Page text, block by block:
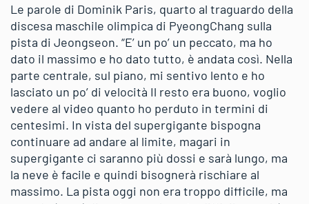
Le parole di Dominik Paris, quarto al traguardo della
discesa maschile olimpica di PyeongChang sulla
pista di Jeongseon. “E’ un po’ un peccato, ma ho
dato il massimo e ho dato tutto, è andata così. Nella
parte centrale, sul piano, mi sentivo lento e ho
lasciato un po’ di velocità Il resto era buono, voglio
vedere al video quanto ho perduto in termini di
centesimi. In vista del supergigante bispogna
continuare ad andare al limite, magari in
supergigante ci saranno più dossi e sarà lungo, ma
la neve è facile e quindi bisognerà rischiare al
massimo. La pista oggi non era troppo difficile, ma